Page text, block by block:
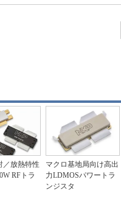
／放熱特性
RFトラ
マクロ基地局向け高出
力LDMOSパワートラ
ンジスタ